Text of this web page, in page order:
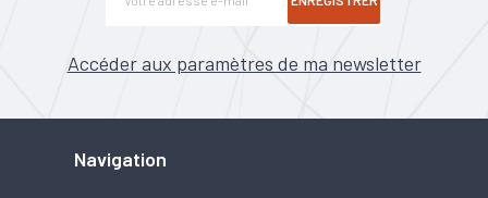
Accéder aux paramètres de ma newsletter
Navigation